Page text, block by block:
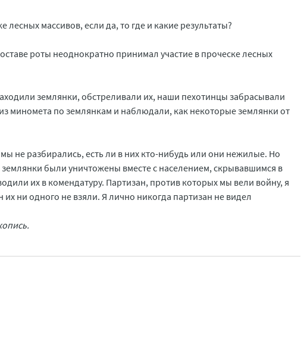
массивов, если да, то где и какие результаты?
роты неоднократно принимал участие в проческе лесных
землянки, обстреливали их, наши пехотинцы забрасывали
миномета по землянкам и наблюдали, как некоторые землянки от
не разбирались, есть ли в них кто-нибудь или они нежилые. Но
были уничтожены вместе с населением, скрывавшимся в
их в комендатуру. Партизан, против которых мы вели войну, я
ни одного не взяли. Я лично никогда партизан не видел